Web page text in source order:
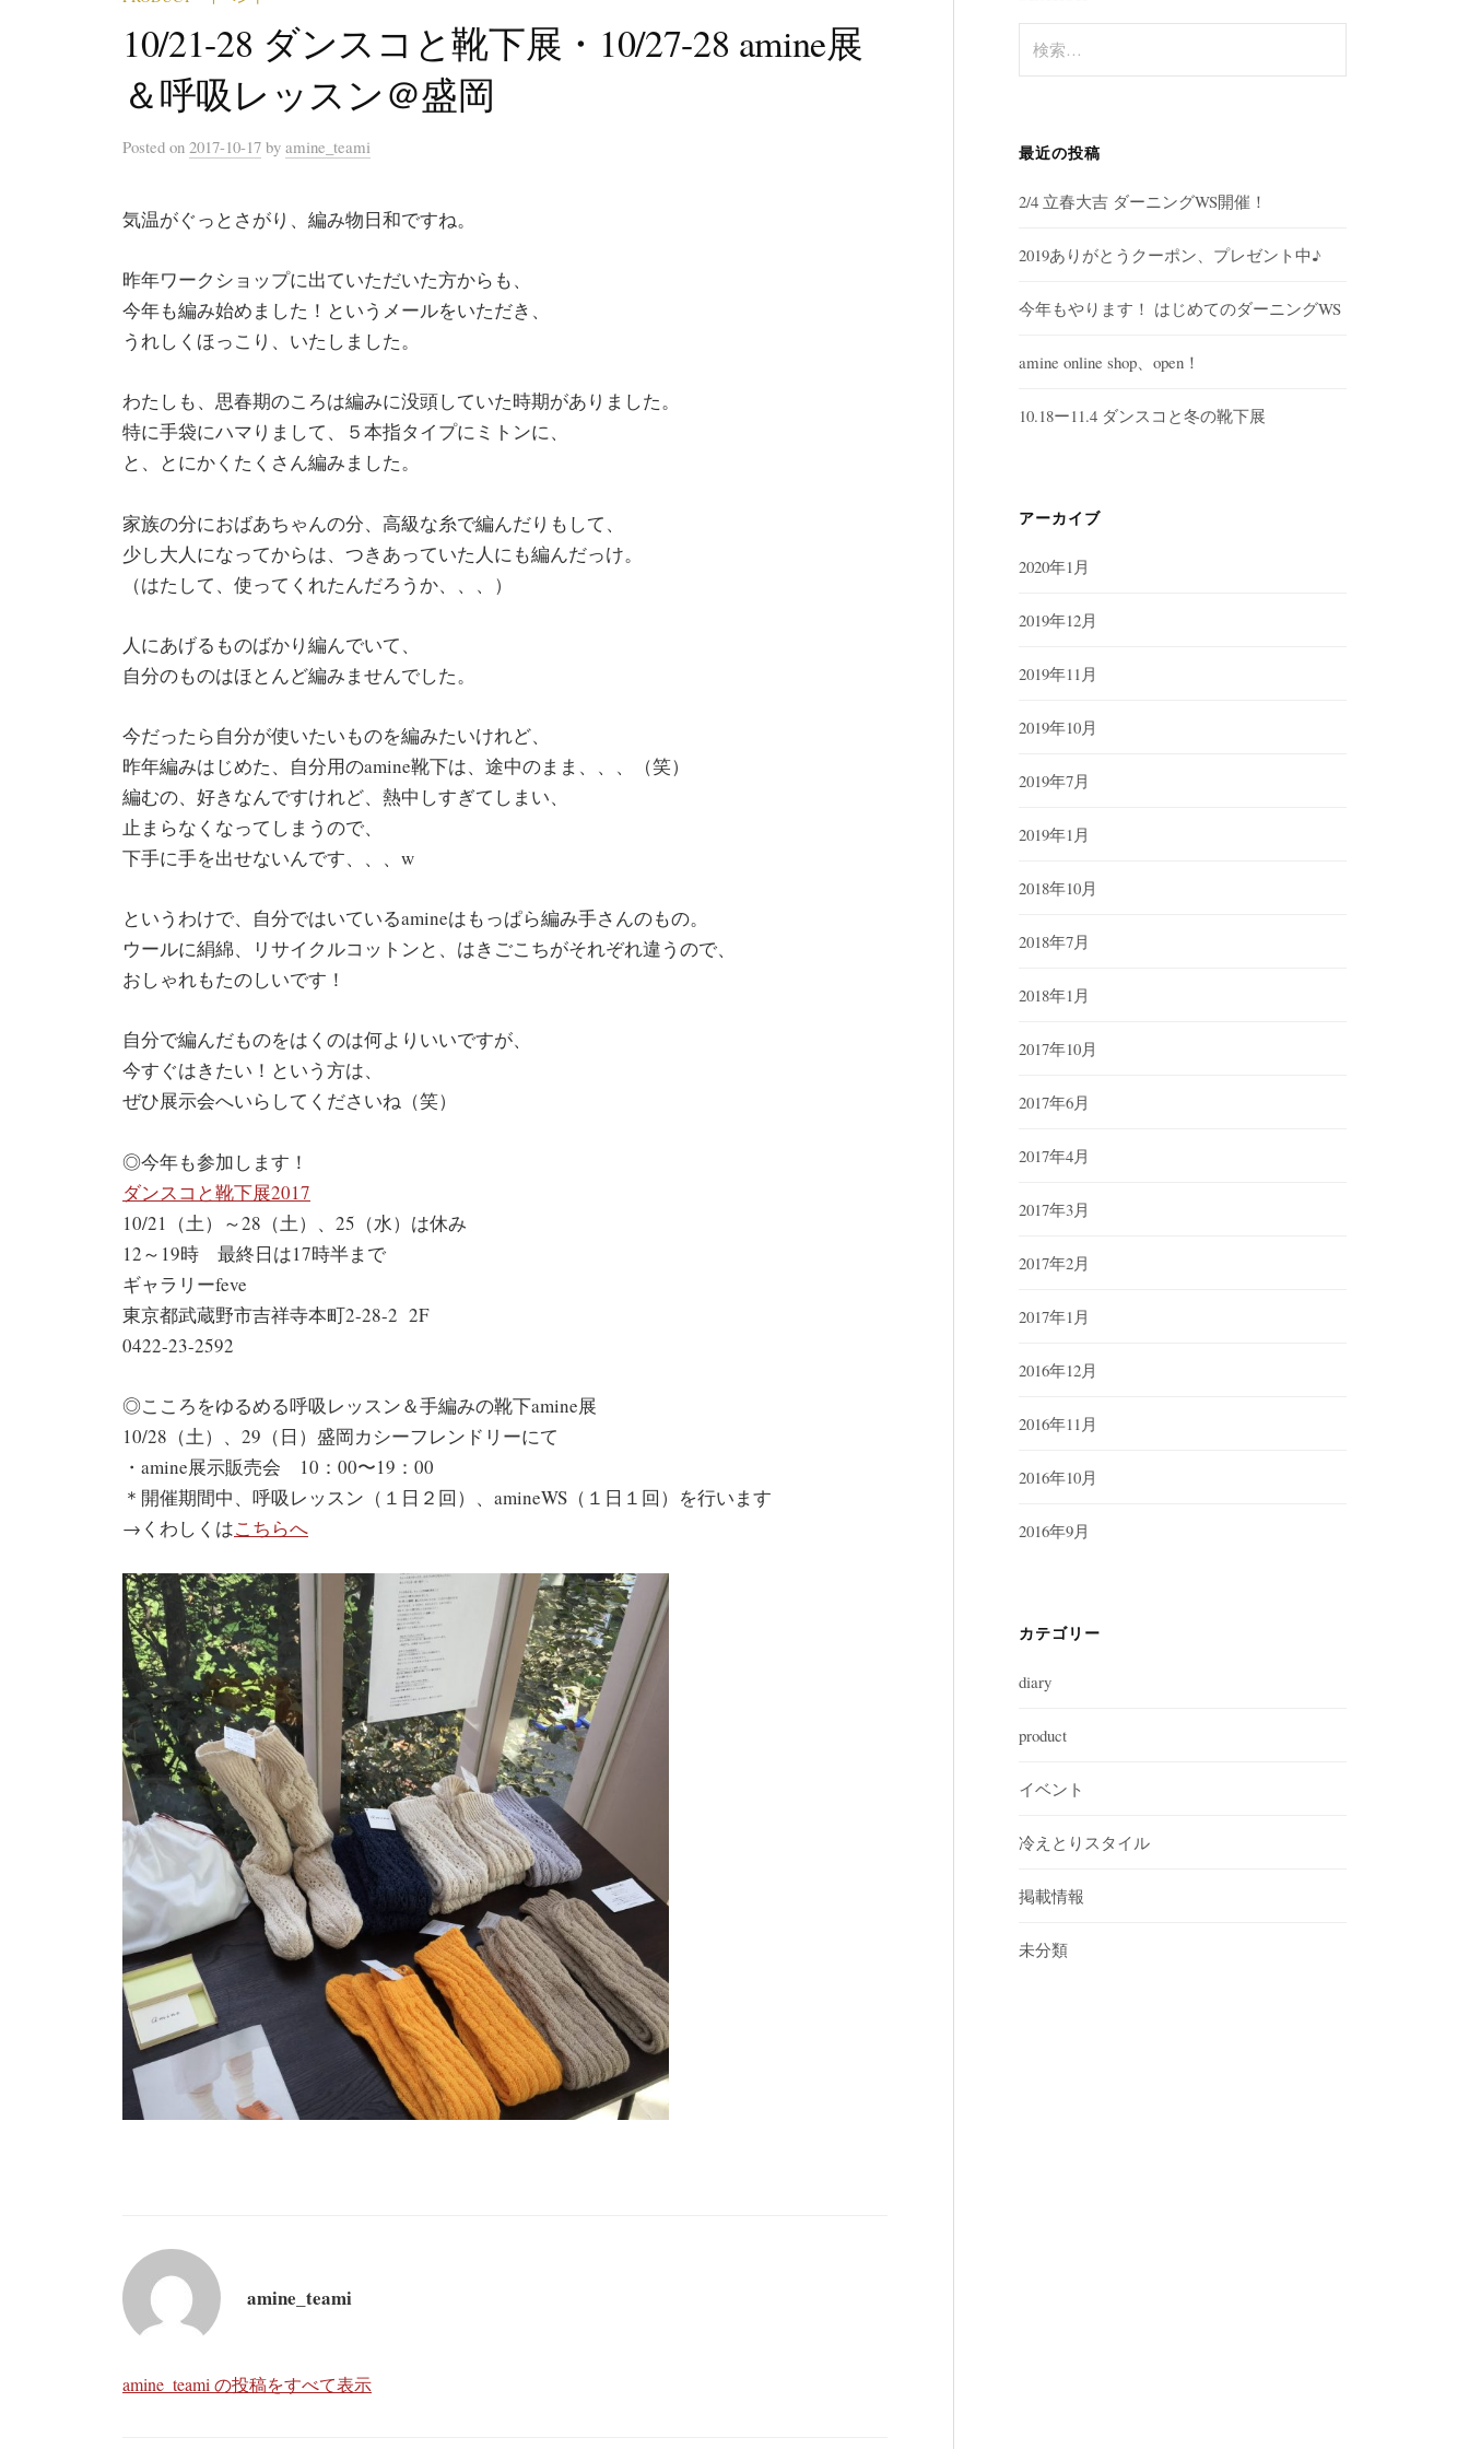
10/21-28 ダンスコと靴下展・10/27-28 amine展
＆呼吸レッスン＠盛岡
Posted on 2017-10-17 by amine_teami
気温がぐっとさがり、編み物日和ですね。
昨年ワークショップに出ていただいた方からも、
今年も編み始めました！というメールをいただき、
うれしくほっこり、いたしました。
わたしも、思春期のころは編みに没頭していた時期がありました。
特に手袋にハマりまして、５本指タイプにミトンに、
と、とにかくたくさん編みました。
家族の分におばあちゃんの分、高級な糸で編んだりもして、
少し大人になってからは、つきあっていた人にも編んだっけ。
（はたして、使ってくれたんだろうか、、、）
人にあげるものばかり編んでいて、
自分のものはほとんど編みませんでした。
今だったら自分が使いたいものを編みたいけれど、
昨年編みはじめた、自分用のamine靴下は、途中のまま、、、（笑）
編むの、好きなんですけれど、熱中しすぎてしまい、
止まらなくなってしまうので、
下手に手を出せないんです、、、w
というわけで、自分ではいているamineはもっぱら編み手さんのもの。
ウールに絹綿、リサイクルコットンと、はきごこちがそれぞれ違うので、
おしゃれもたのしいです！
自分で編んだものをはくのは何よりいいですが、
今すぐはきたい！という方は、
ぜひ展示会へいらしてくださいね（笑）
◎今年も参加します！
ダンスコと靴下展2017
10/21（土）～28（土）、25（水）は休み
12～19時 最終日は17時半まで
ギャラリーfeve
東京都武蔵野市吉祥寺本町2-28-2 2F
0422-23-2592
◎こころをゆるめる呼吸レッスン＆手編みの靴下amine展
10/28（土）、29（日）盛岡カシーフレンドリーにて
・amine展示販売会 10：00〜19：00
＊開催期間中、呼吸レッスン（１日２回）、amineWS（１日１回）を行います
→くわしくはこちらへ
amine_teami
amine_teami の投稿をすべて表示
索
最近の投稿
2/4 立春大吉 ダーニングWS開催！
2019ありがとうクーポン、プレゼント中♪
今年もやります！ はじめてのダーニングWS
amine online shop、open！
10.18ー11.4 ダンスコと冬の靴下展
アーカイブ
2020年1月
2019年12月
2019年11月
2019年10月
2019年7月
2019年1月
2018年10月
2018年7月
2018年1月
2017年10月
2017年6月
2017年4月
2017年3月
2017年2月
2017年1月
2016年12月
2016年11月
2016年10月
2016年9月
カテゴリー
diary
product
イベント
冷えとりスタイル
掲載情報
未分類